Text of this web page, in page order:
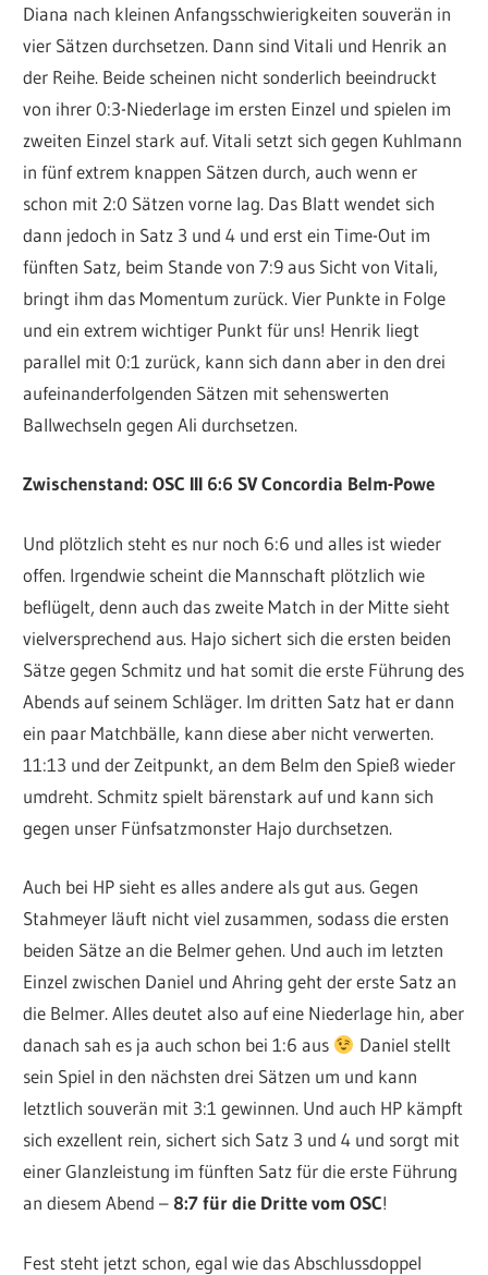
Diana nach kleinen Anfangsschwierigkeiten souverän in
vier Sätzen durchsetzen. Dann sind Vitali und Henrik an
der Reihe. Beide scheinen nicht sonderlich beeindruckt
von ihrer 0:3-Niederlage im ersten Einzel und spielen im
zweiten Einzel stark auf. Vitali setzt sich gegen Kuhlmann
in fünf extrem knappen Sätzen durch, auch wenn er
schon mit 2:0 Sätzen vorne lag. Das Blatt wendet sich
dann jedoch in Satz 3 und 4 und erst ein Time-Out im
fünften Satz, beim Stande von 7:9 aus Sicht von Vitali,
bringt ihm das Momentum zurück. Vier Punkte in Folge
und ein extrem wichtiger Punkt für uns! Henrik liegt
parallel mit 0:1 zurück, kann sich dann aber in den drei
aufeinanderfolgenden Sätzen mit sehenswerten
Ballwechseln gegen Ali durchsetzen.
Zwischenstand: OSC III 6:6 SV Concordia Belm-Powe
Und plötzlich steht es nur noch 6:6 und alles ist wieder
offen. Irgendwie scheint die Mannschaft plötzlich wie
beflügelt, denn auch das zweite Match in der Mitte sieht
vielversprechend aus. Hajo sichert sich die ersten beiden
Sätze gegen Schmitz und hat somit die erste Führung des
Abends auf seinem Schläger. Im dritten Satz hat er dann
ein paar Matchbälle, kann diese aber nicht verwerten.
11:13 und der Zeitpunkt, an dem Belm den Spieß wieder
umdreht. Schmitz spielt bärenstark auf und kann sich
gegen unser Fünfsatzmonster Hajo durchsetzen.
Auch bei HP sieht es alles andere als gut aus. Gegen
Stahmeyer läuft nicht viel zusammen, sodass die ersten
beiden Sätze an die Belmer gehen. Und auch im letzten
Einzel zwischen Daniel und Ahring geht der erste Satz an
die Belmer. Alles deutet also auf eine Niederlage hin, aber
danach sah es ja auch schon bei 1:6 aus
Daniel stellt
sein Spiel in den nächsten drei Sätzen um und kann
letztlich souverän mit 3:1 gewinnen. Und auch HP kämpft
sich exzellent rein, sichert sich Satz 3 und 4 und sorgt mit
einer Glanzleistung im fünften Satz für die erste Führung
an diesem Abend – 8:7 für die Dritte vom OSC!
Fest steht jetzt schon, egal wie das Abschlussdoppel